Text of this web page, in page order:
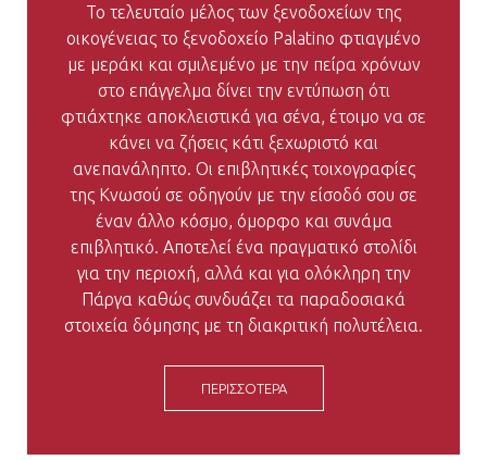
Το τελευταίο μέλος των ξενοδοχείων της
οικογένειας το ξενοδοχείο Palatino φτιαγμένο
με μεράκι και σμιλεμένο με την πείρα χρόνων
στο επάγγελμα δίνει την εντύπωση ότι
φτιάχτηκε αποκλειστικά για σένα, έτοιμο να σε
κάνει να ζήσεις κάτι ξεχωριστό και
ανεπανάληπτο. Οι επιβλητικές τοιχογραφίες
της Κνωσού σε οδηγούν με την είσοδό σου σε
έναν άλλο κόσμο, όμορφο και συνάμα
επιβλητικό. Αποτελεί ένα πραγματικό στολίδι
για την περιοχή, αλλά και για ολόκληρη την
Πάργα καθώς συνδυάζει τα παραδοσιακά
στοιχεία δόμησης με τη διακριτική πολυτέλεια.
ΠΕΡΙΣΣΟΤΕΡΑ